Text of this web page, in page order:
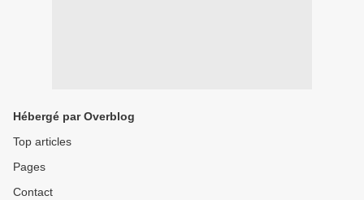
Hébergé par Overblog
Top articles
Pages
Contact